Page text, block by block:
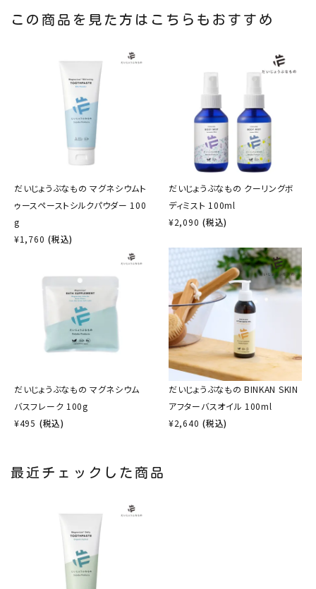
この商品を見た方はこちらもおすすめ
だいじょうぶなもの マグネシウムト
ゥースペーストシルクパウダー 100
g
¥1,760 (税込)
だいじょうぶなもの クーリングボ
ディミスト 100ml
¥2,090 (税込)
だいじょうぶなもの マグネシウム
バスフレーク 100g
¥495 (税込)
だいじょうぶなもの BINKAN SKIN
アフターバスオイル 100ml
¥2,640 (税込)
最近チェックした商品